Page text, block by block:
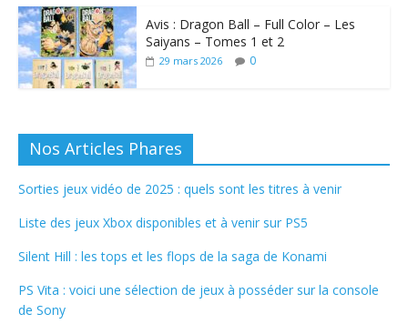
Avis : Dragon Ball – Full Color – Les
Saiyans – Tomes 1 et 2
29 mars 2026 0
Nos Articles Phares
Sorties jeux vidéo de 2025 : quels sont les titres à venir
Liste des jeux Xbox disponibles et à venir sur PS5
Silent Hill : les tops et les flops de la saga de Konami
PS Vita : voici une sélection de jeux à posséder sur la console
de Sony